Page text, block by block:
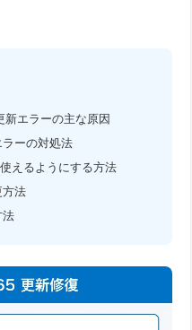
新エラーの主な原因
ーの対処法
えるようにする方法
方法
法